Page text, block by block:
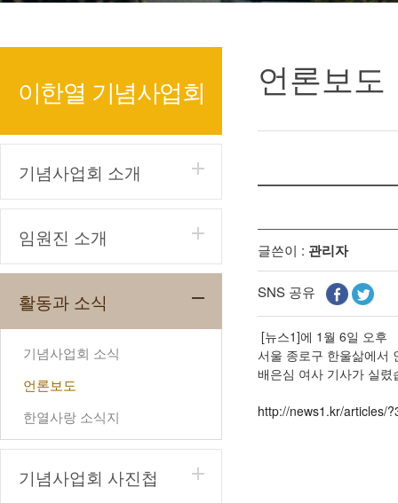
이한열 기념사업회
기념사업회 소개
임원진 소개
활동과 소식
기념사업회 소식
언론보도
한열사랑 소식지
기념사업회 사진첩
언론보도
글쓴이 : 관리자
SNS 공유
[뉴스1]에 1월 6일 오후
서울 종로구 한울삶에서
배은심 여사 기사가 실렸
http://news1.kr/articles/